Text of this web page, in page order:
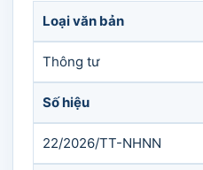
Loại văn bản
Thông tư
Số hiệu
22/2026/TT-NHNN